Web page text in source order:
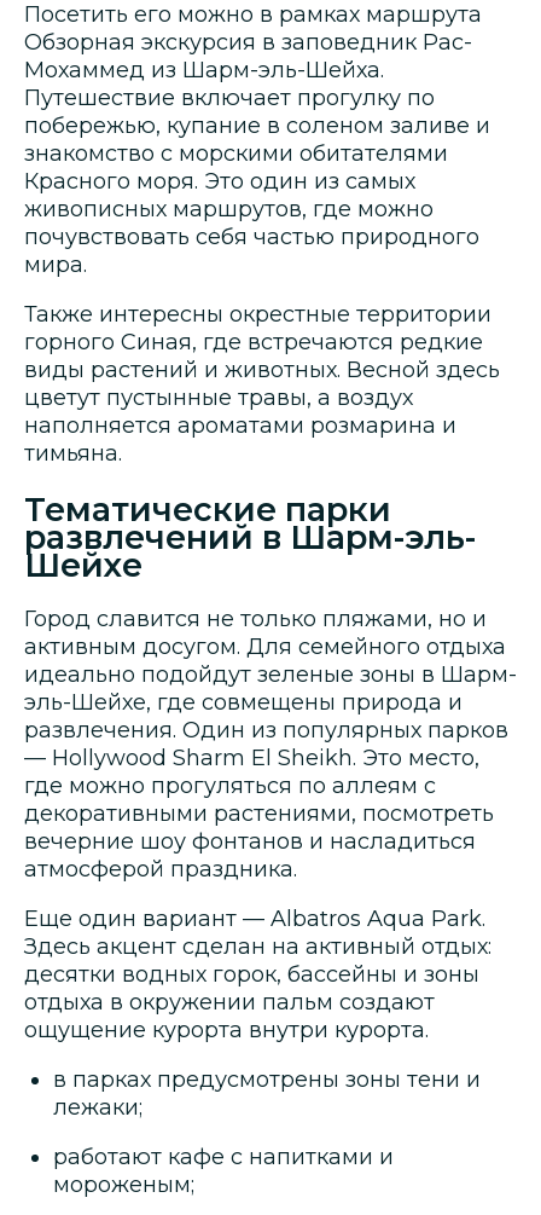
Посетить его можно в рамках маршрута
Обзорная экскурсия в заповедник Рас-
Мохаммед из Шарм-эль-Шейха.
Путешествие включает прогулку по
побережью, купание в соленом заливе и
знакомство с морскими обитателями
Красного моря. Это один из самых
живописных маршрутов, где можно
почувствовать себя частью природного
мира.
Также интересны окрестные территории
горного Синая, где встречаются редкие
виды растений и животных. Весной здесь
цветут пустынные травы, а воздух
наполняется ароматами розмарина и
тимьяна.
Тематические парки
развлечений в Шарм-эль-
Шейхе
Город славится не только пляжами, но и
активным досугом. Для семейного отдыха
идеально подойдут зеленые зоны в Шарм-
эль-Шейхе, где совмещены природа и
развлечения. Один из популярных парков
— Hollywood Sharm El Sheikh. Это место,
где можно прогуляться по аллеям с
декоративными растениями, посмотреть
вечерние шоу фонтанов и насладиться
атмосферой праздника.
Еще один вариант — Albatros Aqua Park.
Здесь акцент сделан на активный отдых:
десятки водных горок, бассейны и зоны
отдыха в окружении пальм создают
ощущение курорта внутри курорта.
в парках предусмотрены зоны тени и
лежаки;
работают кафе с напитками и
мороженым;